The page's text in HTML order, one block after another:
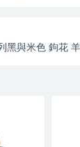
黑與米色 鉤花